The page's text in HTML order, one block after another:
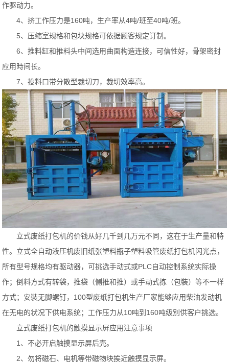
作驱动力。
4、挤工作压力是160吨，生产率从4吨/班至40吨/班。
5、压缩室规格和包块规格可依据顾客规定订制。
6、推料缸和推料头中间选用曲面构造连接，可信性好，骨架密封
应用時间长。
7、投料口带分散型裁切刀，裁切效率高。
立式废纸打包机的价钱从好几千到几万元不同，这在于生产量和特
性。立式全自动液压机废旧纸张塑料瓶子塑料吸管废纸打包机闪光点，
所有型号规格均有驱动器，可挑选手动式或PLC自动控制系统实际操
作；倒料方式有转袋，推袋（侧推和推）或手动式拣（包裝）等不一样
方式；安裝无脚螺钉，100型废纸打包机生产厂家能够应用柴油发动机
在无电的状况下供电系统；工作压力从10吨到160吨级別供客户挑选。
立式废纸打包机的触摸显示屏应用注意事项
1、不必开启触摸显示屏后壳。
2、勿将磁石、电机等带磁物块挨近触摸显示屏。